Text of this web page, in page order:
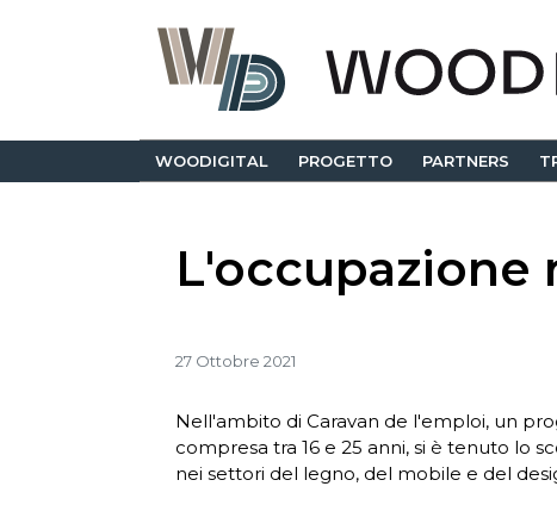
WOODIGITAL PROGETTO PARTNERS
L'occupazione
27 Ottobre 2021
Nell'ambito di Caravan de l'emploi, un
compresa tra 16 e 25 anni, si è tenuto lo
nei settori del legno, del mobile e del